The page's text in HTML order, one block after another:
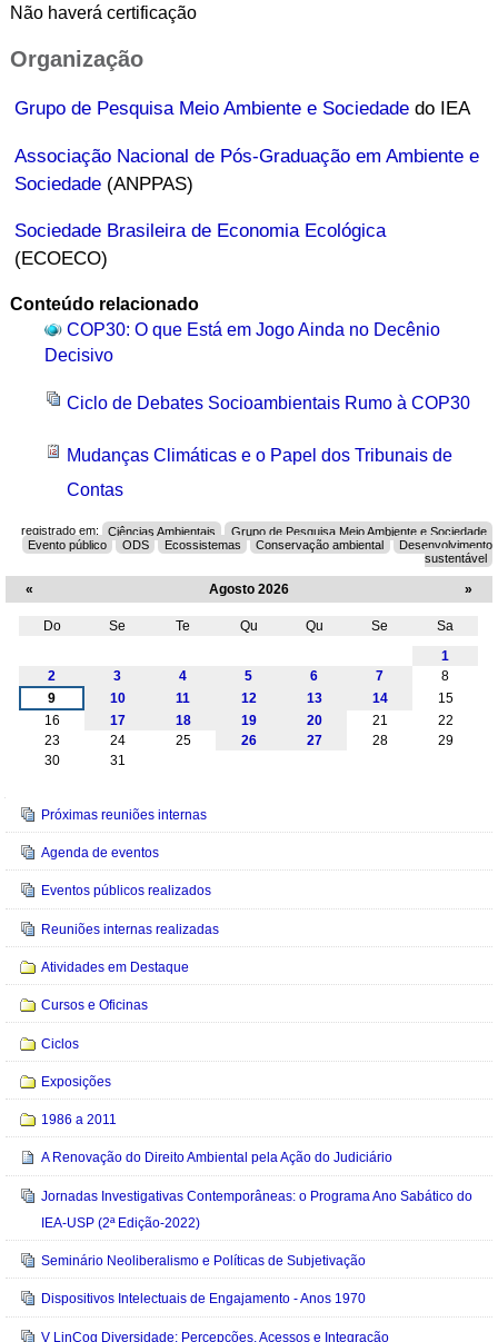
Não haverá certificação
Organização
Grupo de Pesquisa Meio Ambiente e Sociedade do IEA
Associação Nacional de Pós-Graduação em Ambiente e
Sociedade (ANPPAS)
Sociedade Brasileira de Economia Ecológica
(ECOECO)
Conteúdo relacionado
COP30: O que Está em Jogo Ainda no Decênio
Decisivo
Ciclo de Debates Socioambientais Rumo à COP30
Mudanças Climáticas e o Papel dos Tribunais de
Contas
registrado em: Ciências Ambientais
Grupo de Pesquisa Meio Ambiente e Sociedade
Evento público
ODS Ecossistemas Conservação ambiental
Desenvolvimento
sustentável
« Agosto 2026 »
Do Se Te Qu Qu Se
Sa
1
2
3 4 5 6 7
8
9
10 11 12 13 14
15
16
17 18 19 20 21
22
23
24 25 26 27 28
29
30
31
Navegação
Próximas reuniões internas
Agenda de eventos
Eventos públicos realizados
Reuniões internas realizadas
Atividades em Destaque
Cursos e Oficinas
Ciclos
Exposições
1986 a 2011
A Renovação do Direito Ambiental pela Ação do Judiciário
Jornadas Investigativas Contemporâneas: o Programa Ano Sabático do
IEA-USP (2ª Edição-2022)
Seminário Neoliberalismo e Políticas de Subjetivação
Dispositivos Intelectuais de Engajamento - Anos 1970
V LinCog Diversidade: Percepções, Acessos e Integração